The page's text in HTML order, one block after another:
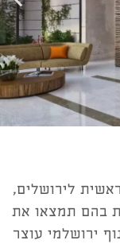
לירושלים,
מגורים בני 23 קומות בהם תמצאו את
ירושלמי עוצר